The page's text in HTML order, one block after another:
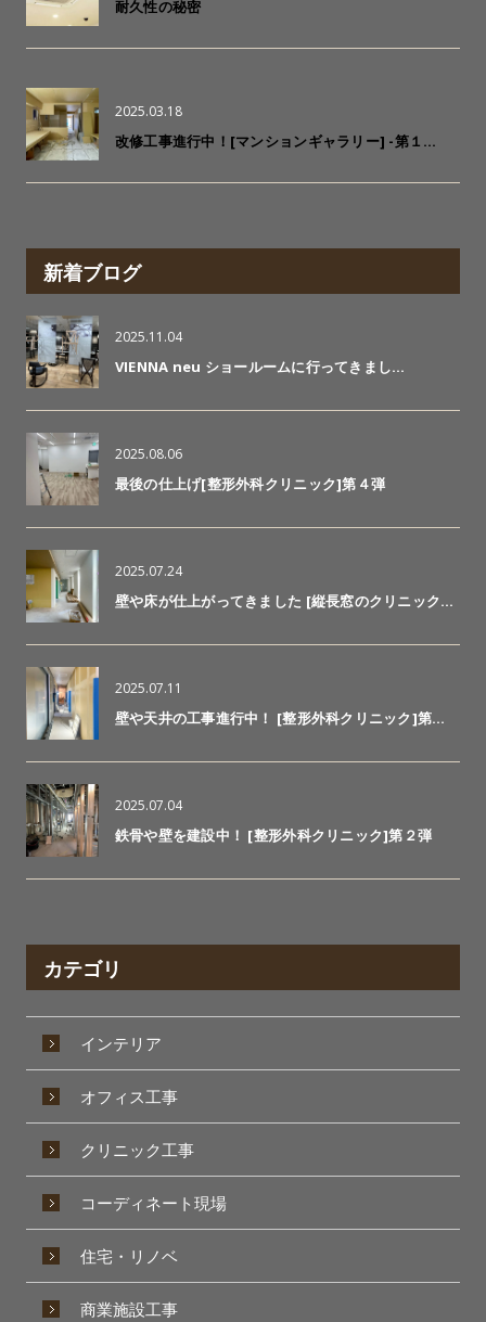
耐久性の秘密
2025.03.18
改修工事進行中！[マンションギャラリー] -第１…
新着ブログ
2025.11.04
VIENNA neu ショールームに行ってきまし…
2025.08.06
最後の仕上げ[整形外科クリニック]第４弾
2025.07.24
壁や床が仕上がってきました [縦長窓のクリニック…
2025.07.11
壁や天井の工事進行中！ [整形外科クリニック]第…
2025.07.04
鉄骨や壁を建設中！ [整形外科クリニック]第２弾
カテゴリ
インテリア
オフィス工事
クリニック工事
コーディネート現場
住宅・リノベ
商業施設工事